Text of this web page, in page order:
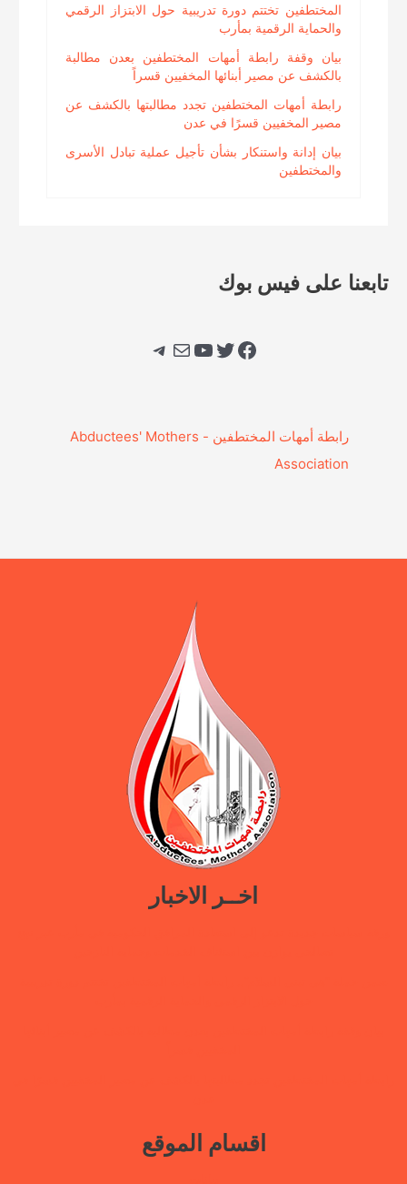
المختطفين تختتم دورة تدريبية حول الابتزاز الرقمي
والحماية الرقمية بمأرب
بيان وقفة رابطة أمهات المختطفين بعدن مطالبة
بالكشف عن مصير أبنائها المخفيين قسراً
رابطة أمهات المختطفين تجدد مطالبتها بالكشف عن
مصير المخفيين قسرًا في عدن
بيان إدانة واستنكار بشأن تأجيل عملية تبادل الأسرى
والمختطفين
تابعنا على فيس بوك
فيسبوك تويتر يوتيوببريد تيليجرام
‎رابطة أمهات المختطفين - Abductees' Mothers
Association‎
اخــر الاخبار
اقسام الموقع